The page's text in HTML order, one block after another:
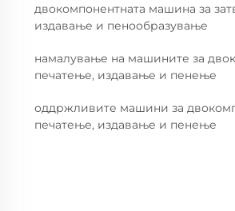
двокомпонентната машина за
издавање и пенообразување
намалување на машините за
печатење, издавање и пенење
оддржливите машини за
печатење, издавање и пенење